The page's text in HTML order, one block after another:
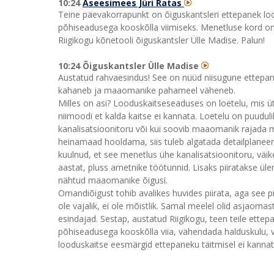
10:24Aseesimees Jüri Ratas
Teine päevakorrapunkt on õiguskantsleri ettepanek
põhiseadusega kooskõlla viimiseks. Menetluse kord
Riigikogu kõnetooli õiguskantsler Ülle Madise. Palun!
10:24 Õiguskantsler Ülle Madise
Austatud rahvaesindus! See on nüüd niisugune
kahaneb ja maaomanike pahameel väheneb.
Milles on asi? Looduskaitseseaduses on loetelu, mis
niimoodi et kalda kaitse ei kannata. Loetelu on
kanalisatsioonitoru või kui soovib maaomanik rajada
heinamaad hooldama, siis tuleb algatada
kuulnud, et see menetlus ühe kanalisatsioonitoru,
aastat, pluss ametnike töötunnid. Lisaks piiratakse
nähtud maaomanike õigusi.
Omandiõigust tohib avalikes huvides piirata, aga see
ole vajalik, ei ole mõistlik. Samal meelel olid
esindajad. Sestap, austatud Riigikogu, teen teile
põhiseadusega kooskõlla viia, vähendada
looduskaitse eesmärgid ettepaneku täitmisel ei